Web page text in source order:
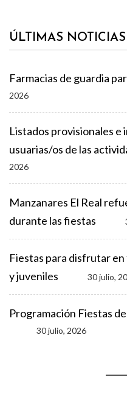
ÚLTIMAS NOTICIAS
Farmacias de guardia
2026
Listados provisionales e
usuarias/os de las
2026
Manzanares El Real
durante las fiestas
Fiestas para disfrutar
y juveniles
30 julio,
Programación Fiestas
30 julio, 2026